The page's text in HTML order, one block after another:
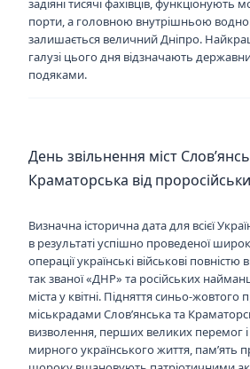
задіяні тисячі фахівців, функціонують
порти, а головною внутрішньою
залишається величний Дніпро.
галузі цього дня відзначають
подяками.
День звільнення міст
Краматорська від
Визначна історична дата для всієї
в результаті успішно проведеної
операції українські військові повністю
так званої «ДНР» та російських
міста у квітні. Підняття синьо-жовтого
міськрадами Слов’янська та
визволення, перших великих перемог
мирного українського життя, пам’ять